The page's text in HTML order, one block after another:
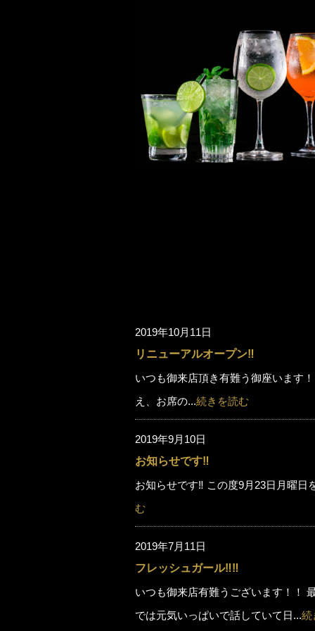
2019年10月11日
リニューアルオープン‼️
いつも御来店頂き有難う御座います
え、お席の...続きを読む
2019年9月10日
お知らせです‼️
お知らせです‼️ この度9月23日月曜日
む
2019年7月11日
フレッシュガール‼️‼️
いつも御来店有難うございます！！
では元気いっぱいで話していて日...続